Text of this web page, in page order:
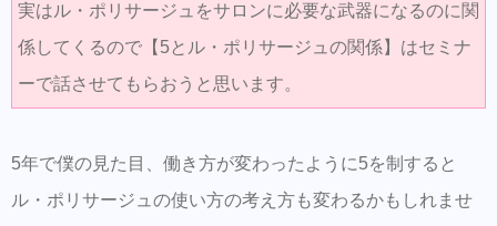
実はル・ポリサージュをサロンに必要な武器になるのに関
係してくるので【5とル・ポリサージュの関係】はセミナ
ーで話させてもらおうと思います。
5年で僕の見た目、働き方が変わったように5を制すると
ル・ポリサージュの使い方の考え方も変わるかもしれませ